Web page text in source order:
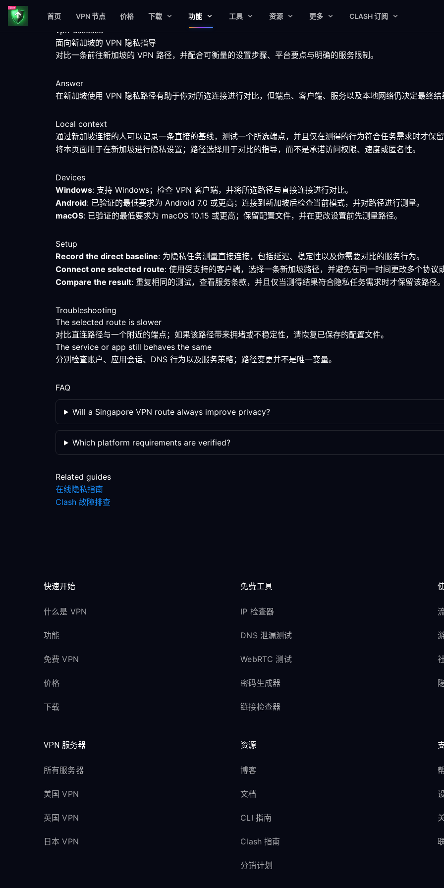
首页 VPN 节点 价格 下载 功能 工具 资源 更多 CLASH 订阅
vpn-usecase
面向新加坡的 VPN 隐私指导
对比一条前往新加坡的 VPN 路径，并配合可衡量的设置步骤、平台要点与明确的服务限制。
Answer
在新加坡使用 VPN 隐私路径有助于你对所选连接进行对比，但端点、客户端、服务以及本地网络仍决定最终结
Local context
通过新加坡连接的人可以记录一条直接的基线，测试一个所选端点，并且仅在测得的行为符合任务需求时才保留
将本页面用于在新加坡进行隐私设置；路径选择用于对比的指导，而不是承诺访问权限、速度或匿名性。
Devices
Windows: 支持 Windows；检查 VPN 客户端，并将所选路径与直接连接进行对比。
Android: 已验证的最低要求为 Android 7.0 或更高；连接到新加坡后检查当前模式，并对路径进行测量。
macOS: 已验证的最低要求为 macOS 10.15 或更高；保留配置文件，并在更改设置前先测量路径。
Setup
Record the direct baseline: 为隐私任务测量直接连接，包括延迟、稳定性以及你需要对比的服务行为。
Connect one selected route: 使用受支持的客户端，选择一条新加坡路径，并避免在同一时间更改多个协议
Compare the result: 重复相同的测试，查看服务条款，并且仅当测得结果符合隐私任务需求时才保留该路径。
Troubleshooting
The selected route is slower
对比直连路径与一个附近的端点；如果该路径带来拥堵或不稳定性，请恢复已保存的配置文件。
The service or app still behaves the same
分别检查账户、应用会话、DNS 行为以及服务策略；路径变更并不是唯一变量。
FAQ
Will a Singapore VPN route always improve privacy?
Which platform requirements are verified?
Related guides
在线隐私指南
Clash 故障排查
快速开始
什么是 VPN
功能
免费 VPN
价格
下载
免费工具
IP 检查器
DNS 泄漏测试
WebRTC 测试
密码生成器
链接检查器
VPN 服务器
所有服务器
美国 VPN
英国 VPN
日本 VPN
资源
博客
文档
CLI 指南
Clash 指南
分销计划